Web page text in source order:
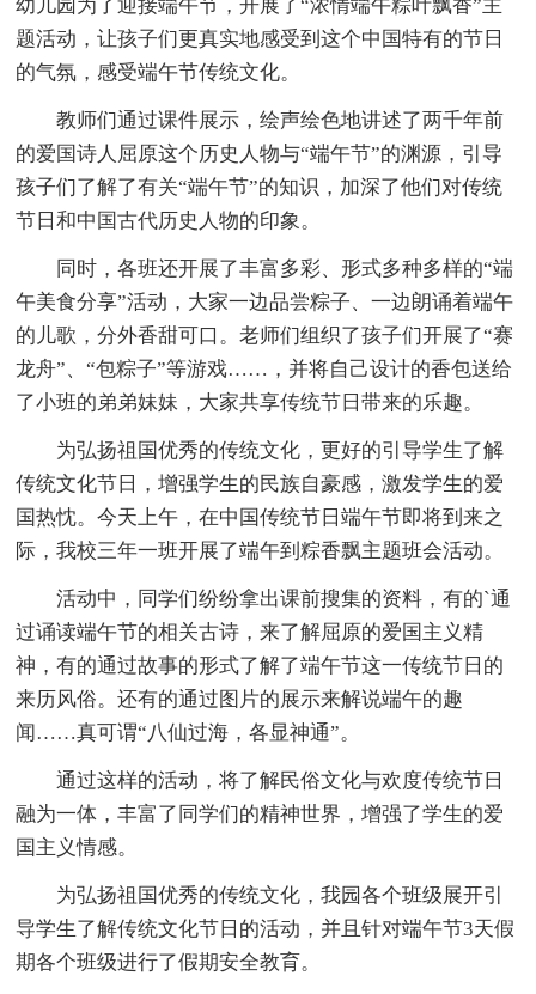
幼儿园为了迎接端午节，开展了“浓情端午粽叶飘香”主
题活动，让孩子们更真实地感受到这个中国特有的节日
的气氛，感受端午节传统文化。
教师们通过课件展示，绘声绘色地讲述了两千年前
的爱国诗人屈原这个历史人物与“端午节”的渊源，引导
孩子们了解了有关“端午节”的知识，加深了他们对传统
节日和中国古代历史人物的印象。
同时，各班还开展了丰富多彩、形式多种多样的“端
午美食分享”活动，大家一边品尝粽子、一边朗诵着端午
的儿歌，分外香甜可口。老师们组织了孩子们开展了“赛
龙舟”、“包粽子”等游戏……，并将自己设计的香包送给
了小班的弟弟妹妹，大家共享传统节日带来的乐趣。
为弘扬祖国优秀的传统文化，更好的引导学生了解
传统文化节日，增强学生的民族自豪感，激发学生的爱
国热忱。今天上午，在中国传统节日端午节即将到来之
际，我校三年一班开展了端午到粽香飘主题班会活动。
活动中，同学们纷纷拿出课前搜集的资料，有的`通
过诵读端午节的相关古诗，来了解屈原的爱国主义精
神，有的通过故事的形式了解了端午节这一传统节日的
来历风俗。还有的通过图片的展示来解说端午的趣
闻……真可谓“八仙过海，各显神通”。
通过这样的活动，将了解民俗文化与欢度传统节日
融为一体，丰富了同学们的精神世界，增强了学生的爱
国主义情感。
为弘扬祖国优秀的传统文化，我园各个班级展开引
导学生了解传统文化节日的活动，并且针对端午节3天假
期各个班级进行了假期安全教育。